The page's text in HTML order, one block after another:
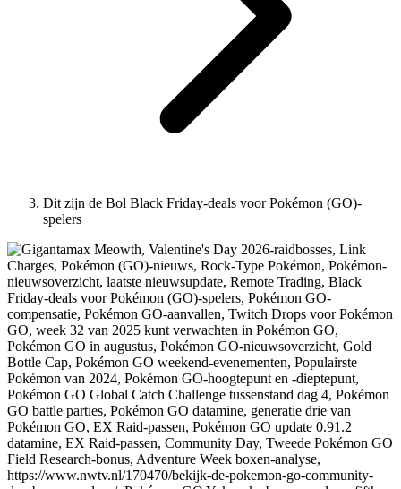
Dit zijn de Bol Black Friday-deals voor Pokémon (GO)-
spelers